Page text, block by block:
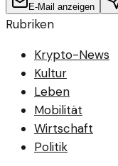
E-Mail anzeigen
Rubriken
Krypto-News
Kultur
Leben
Mobilität
Wirtschaft
Politik